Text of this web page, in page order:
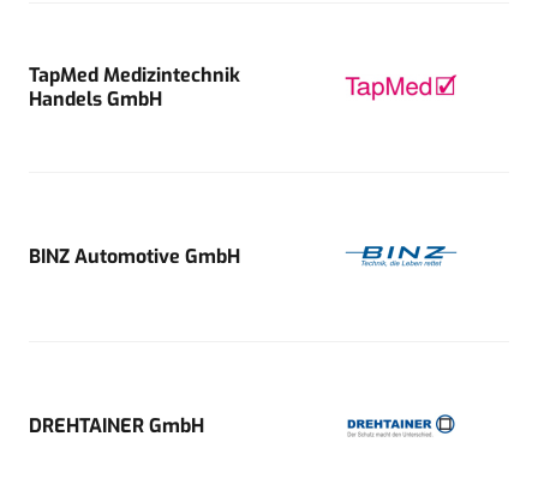
TapMed Medizintechnik
Handels GmbH
BINZ Automotive GmbH
DREHTAINER GmbH